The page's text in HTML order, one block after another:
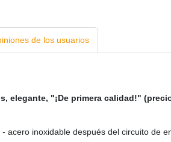
de los usuarios
elegante, "¡De primera calidad!"
acero inoxidable después del circuito de